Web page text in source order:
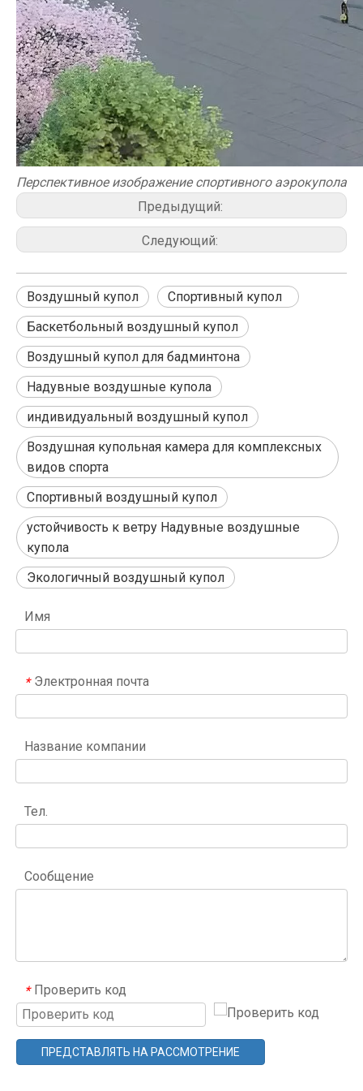
Перспективное изображение спортивного аэрокупола
Предыдущий:
Следующий:
Воздушный купол
Спортивный купол
Баскетбольный воздушный купол
Воздушный купол для бадминтона
Надувные воздушные купола
индивидуальный воздушный купол
Воздушная купольная камера для комплексных
видов спорта
Спортивный воздушный купол
устойчивость к ветру Надувные воздушные
купола
Экологичный воздушный купол
Имя
* Электронная почта
Название компании
Тел.
Сообщение
* Проверить код
ПРЕДСТАВЛЯТЬ НА РАССМОТРЕНИЕ